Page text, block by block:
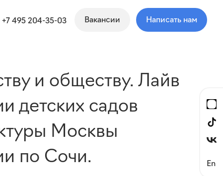
+7 495 204-35-03 Вакансии Написать нам
En
и обществу. Лайв
детских садов
Москвы
по Сочи.